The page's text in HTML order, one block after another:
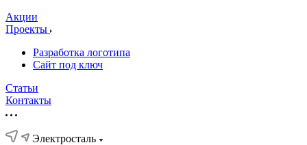
Акции
Проекты
Разработка логотипа
Сайт под ключ
Статьи
Контакты
Электросталь